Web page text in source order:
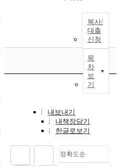
복사/
대출
신청
목
차
보
기
내보내기
내책장담기
한글로보기
정확도순